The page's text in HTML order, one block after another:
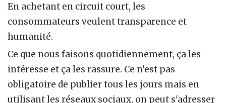
En achetant en circuit court, les
consommateurs veulent transparence et
humanité.
Ce que nous faisons quotidiennement, ça les
intéresse et ça les rassure. Ce n'est pas
obligatoire de publier tous les jours mais en
utilisant les réseaux sociaux, on peut s'adresser